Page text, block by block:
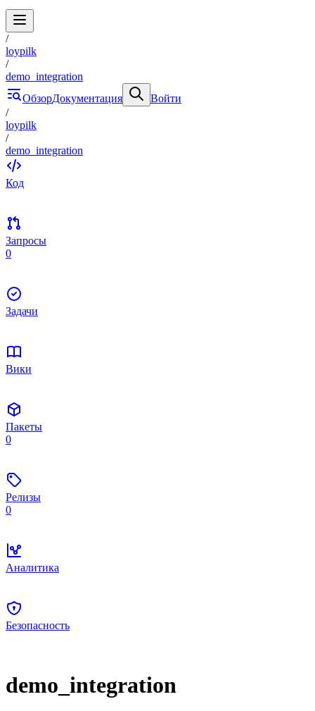
/
loypilk
/
demo_integration
ОбзорДокументация
Войти
/
loypilk
/
demo_integration
Код
Запросы
0
Задачи
Вики
Пакеты
0
Релизы
0
Аналитика
Безопасность
demo_integration